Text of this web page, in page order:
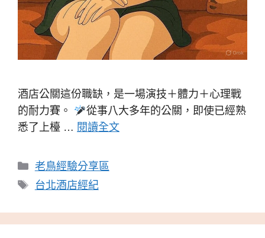
酒店公關這份職缺，是一場演技＋體力＋心理戰
的耐力賽。
從事八大多年的公關，即使已經熟
悉了上檯 … 閱讀全文
分
類
老鳥經驗分享區
標
台北酒店經紀